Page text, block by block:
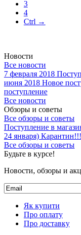
3
4
Ctrl →
Новости
Все новости
7 февраля 2018
июня 2018 Новое
поступление
Все новости
Обзоры и советы
Все обзоры и советы
Поступление в
24 января)
Все обзоры и советы
Будьте в курсе!
Новости, обзоры и
Як купити
Про оплату
Про доставку